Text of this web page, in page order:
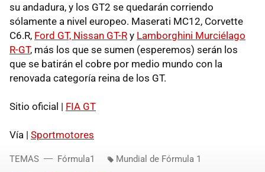
su andadura, y los GT2 se quedarán corriendo
sólamente a nivel europeo. Maserati MC12, Corvette
C6.R, Ford GT, Nissan GT-R y Lamborghini Murciélago
R-GT, más los que se sumen (esperemos) serán los
que se batirán el cobre por medio mundo con la
renovada categoría reina de los GT.
Sitio oficial | FIA GT
Vía | Sportmotores
TEMAS Fórmula1 Mundial de Fórmula 1